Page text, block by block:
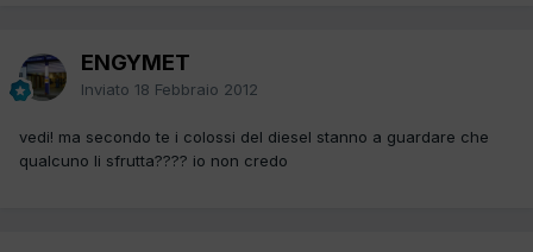
ENGYMET
Inviato 18 Febbraio 2012
vedi! ma secondo te i colossi del diesel stanno a guardare che
qualcuno li sfrutta???? io non credo